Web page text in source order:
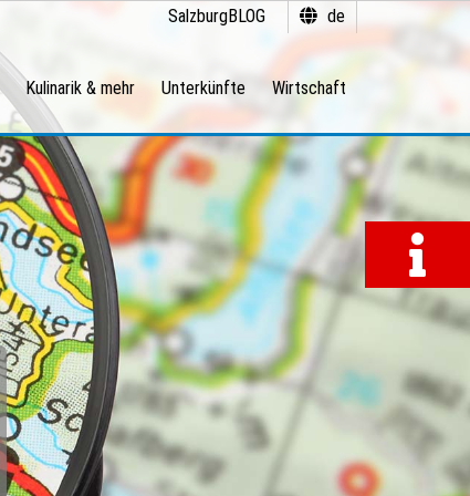
de
SalzburgBLOG
Kulinarik & mehr Unterkünfte Wirtschaft